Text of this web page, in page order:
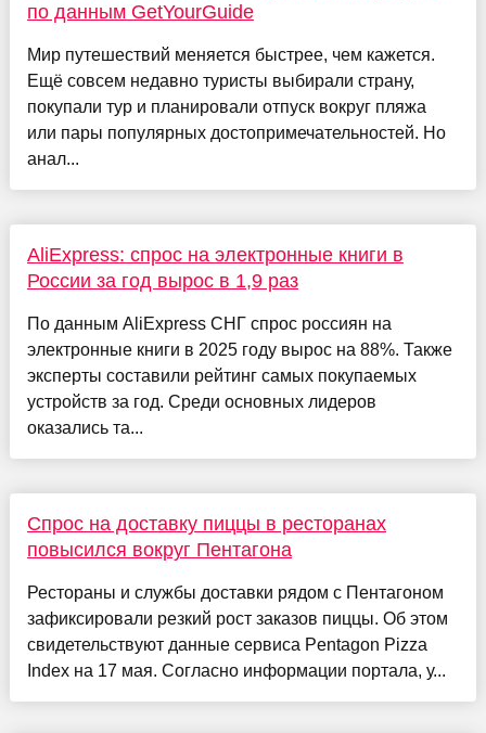
по данным GetYourGuide
Мир путешествий меняется быстрее, чем кажется.
Ещё совсем недавно туристы выбирали страну,
покупали тур и планировали отпуск вокруг пляжа
или пары популярных достопримечательностей. Но
анал...
AliExpress: спрос на электронные книги в
России за год вырос в 1,9 раз
По данным AliExpress СНГ спрос россиян на
электронные книги в 2025 году вырос на 88%. Также
эксперты составили рейтинг самых покупаемых
устройств за год. Среди основных лидеров
оказались та...
Спрос на доставку пиццы в ресторанах
повысился вокруг Пентагона
Рестораны и службы доставки рядом с Пентагоном
зафиксировали резкий рост заказов пиццы. Об этом
свидетельствуют данные сервиса Pentagon Pizza
Index на 17 мая. Согласно информации портала, у...